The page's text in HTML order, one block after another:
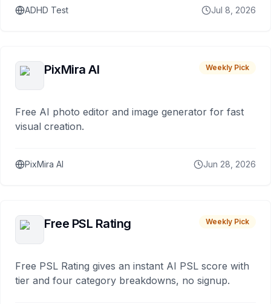
ADHD Test Jul 8, 2026
PixMira AI Weekly Pick
Free AI photo editor and image generator for fast
visual creation.
PixMira AI Jun 28, 2026
Free PSL Rating Weekly Pick
Free PSL Rating gives an instant AI PSL score with
tier and four category breakdowns, no signup.